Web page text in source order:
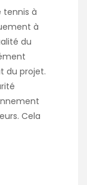
tennis à
à
du
du projet.
Cela